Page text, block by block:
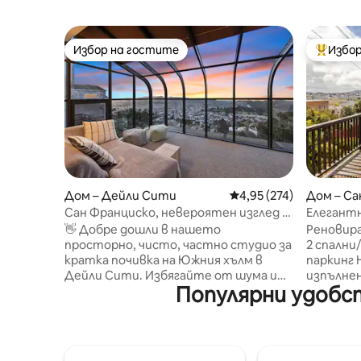
Избор на гостите
Избор на гостите
Дом – Дейли Сити Средна оценка: 4,95
4,95 (274)
Сан Франциско, невероятен изглед и
слънчева стая стая: просторна
самостоятелна спалня
👋 Добре дошли в нашето
просторно, чисто, частно студио за
кратка почивка на Южния хълм в
Дейли Сити. Избягайте от шума и
суетата на града. Насладете се на
зашеметяваща гледка към деня/
Най-
Дом –
BART
2
паркинг
Популярни